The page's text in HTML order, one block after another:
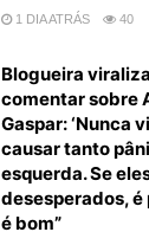
1 DIA ATRÁS 40
Blogueira
comentar sobre
Gaspar: ‘Nunca
causar tanto
esquerda. Se
desesperados, é
é bom”